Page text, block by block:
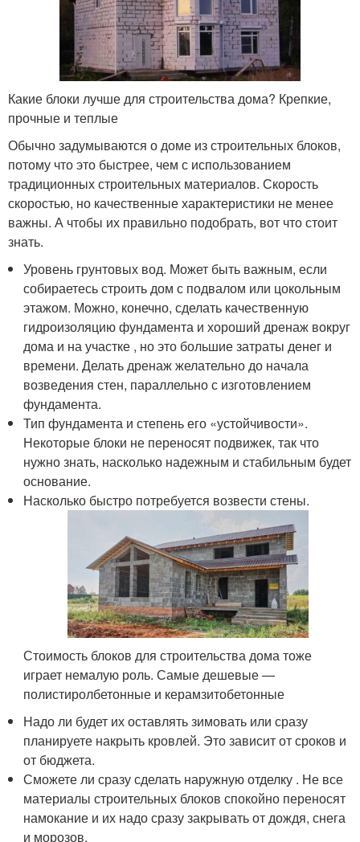
Какие блоки лучше для строительства дома? Крепкие,
прочные и теплые
Обычно задумываются о доме из строительных блоков,
потому что это быстрее, чем с использованием
традиционных строительных материалов. Скорость
скоростью, но качественные характеристики не менее
важны. А чтобы их правильно подобрать, вот что стоит
знать.
Уровень грунтовых вод. Может быть важным, если
собираетесь строить дом с подвалом или цокольным
этажом. Можно, конечно, сделать качественную
гидроизоляцию фундамента и хороший дренаж вокруг
дома и на участке , но это большие затраты денег и
времени. Делать дренаж желательно до начала
возведения стен, параллельно с изготовлением
фундамента.
Тип фундамента и степень его «устойчивости».
Некоторые блоки не переносят подвижек, так что
нужно знать, насколько надежным и стабильным будет
основание.
Насколько быстро потребуется возвести стены.
Стоимость блоков для строительства дома тоже
играет немалую роль. Самые дешевые —
полистиролбетонные и керамзитобетонные
Надо ли будет их оставлять зимовать или сразу
планируете накрыть кровлей. Это зависит от сроков и
от бюджета.
Сможете ли сразу сделать наружную отделку . Не все
материалы строительных блоков спокойно переносят
намокание и их надо сразу закрывать от дождя, снега
и морозов.